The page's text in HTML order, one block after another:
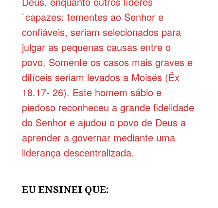
`capazes; tementes ao Senhor e
confiáveis, seriam selecionados para
julgar as pequenas causas entre o
povo. Somente os casos mais graves e
difíceis seriam levados a Moisés (Êx
18.17- 26). Este homem sábio e
piedoso reconheceu a grande fidelidade
do Senhor e ajudou o povo de Deus a
aprender a governar mediante uma
liderança descentralizada.
EU ENSINEI QUE: